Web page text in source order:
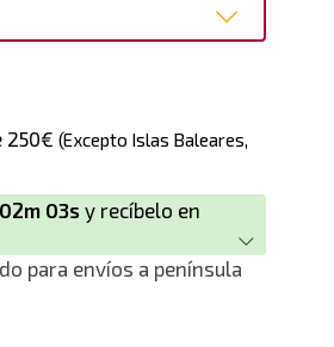
250€ (Excepto Islas Baleares,
03sy recíbelo en
para envíos a península